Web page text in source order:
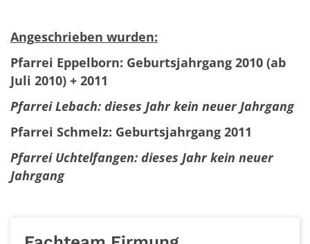
Angeschrieben wurden:
Pfarrei Eppelborn: Geburtsjahrgang 2010 (ab
Juli 2010) + 2011
Pfarrei Lebach: dieses Jahr kein neuer Jahrgang
Pfarrei Schmelz: Geburtsjahrgang 2011
Pfarrei Uchtelfangen: dieses Jahr kein neuer
Jahrgang